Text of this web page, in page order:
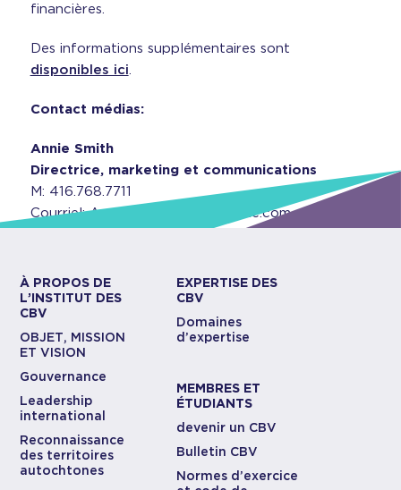
financières.
Des informations supplémentaires sont
disponibles ici.
Contact médias:
Annie Smith
Directrice, marketing et communications
M: 416.768.7711
Courriel: Annie.Smith@cbvinstitute.com
À PROPOS DE
L’INSTITUT DES
CBV
OBJET, MISSION
ET VISION
Gouvernance
Leadership
international
Reconnaissance
des territoires
autochtones
EXPERTISE DES
CBV
Domaines
d’expertise
MEMBRES ET
ÉTUDIANTS
devenir un CBV
Bulletin CBV
Normes d’exercice